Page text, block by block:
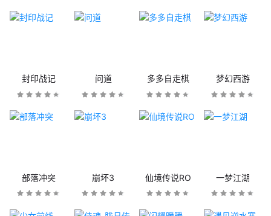
封印战记 问道 多多自走棋 梦幻西游
部落冲突 崩坏3 仙境传说RO 一梦江湖